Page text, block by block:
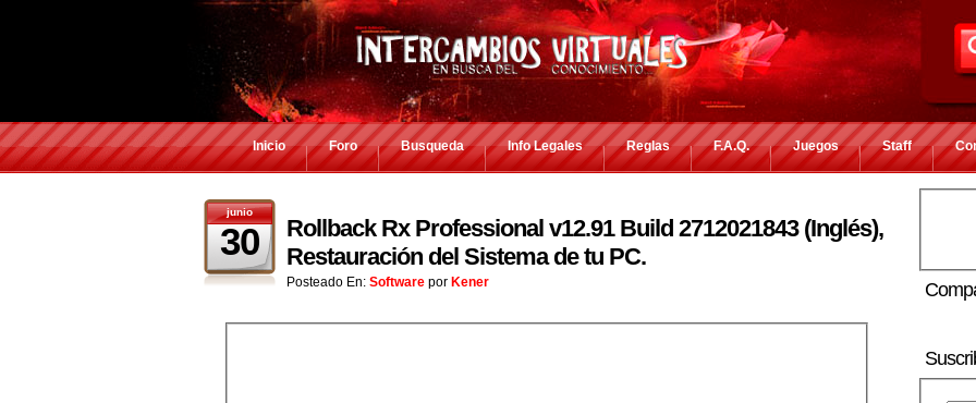
Inicio Foro Busqueda Info Legales Reglas F.A.Q. Juegos Staff
junio
30
Rollback Rx Professional v12.91 Build 2712021843 (Inglés),
Restauración del Sistema de tu PC.
Posteado En: Software por Kener